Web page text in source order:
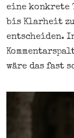
eine konkrete
bis Klarheit
entscheiden.
wäre das fast